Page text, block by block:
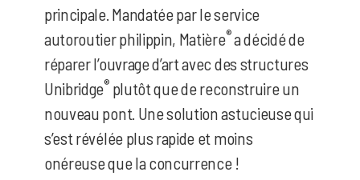
principale. Mandatée par le service
autoroutier philippin, Matière®a décidé de
réparer l’ouvrage d’art avec des structures
Unibridge®plutôt que de reconstruire un
nouveau pont. Une solution astucieuse qui
s’est révélée plus rapide et moins
onéreuse que la concurrence !